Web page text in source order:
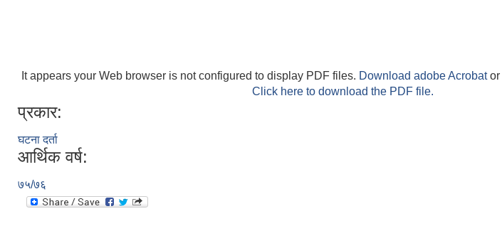
It appears your Web browser is not configured to display PDF files. Download adobe Acrobator
Click here to download the PDF file.
प्रकार:
घटना दर्ता
आर्थिक वर्ष:
७५/७६